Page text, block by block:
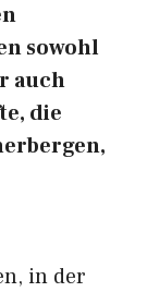
sowohl
auch
die
in der